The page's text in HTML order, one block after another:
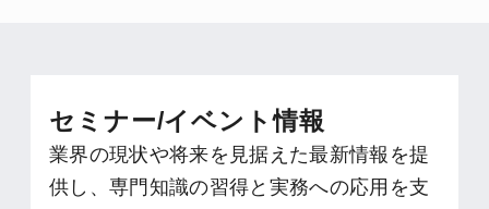
セミナー/イベント情報
業界の現状や将来を見据えた最新情報を提
供し、専門知識の習得と実務への応用を支